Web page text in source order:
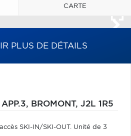
CARTE
PLUS DE DÉTAILS
BROMONT, J2L 1R5
SKI-IN/SKI-OUT. Unité de 3